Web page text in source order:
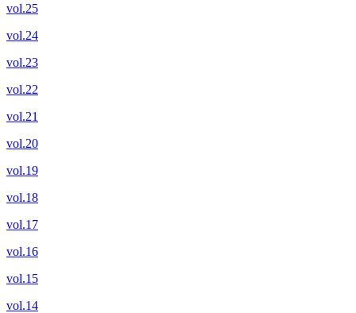
vol.25
vol.24
vol.23
vol.22
vol.21
vol.20
vol.19
vol.18
vol.17
vol.16
vol.15
vol.14